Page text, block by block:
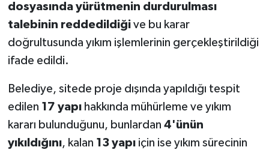
dosyasında yürütmenin durdurulması
talebinin reddedildiğive bu karar
doğrultusunda yıkım işlemlerinin gerçekleştirildiği
ifade edildi.
Belediye, sitede proje dışında yapıldığı tespit
edilen 17 yapıhakkında mühürleme ve yıkım
kararı bulunduğunu, bunlardan 4'ünün
yıkıldığını, kalan 13 yapıiçin ise yıkım sürecinin